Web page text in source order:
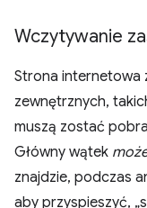
Wczytywanie
Strona internetowa
zewnętrznych,
muszą zostać
Główny wątek
znajdzie, podczas
aby przyspieszyć,